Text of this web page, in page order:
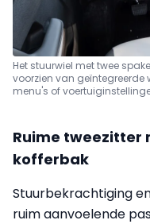
Het stuurwiel met twee
voorzien van
menu's of
Ruime tweezitter
kofferbak
Stuurbekrachtiging
ruim aanvoelende